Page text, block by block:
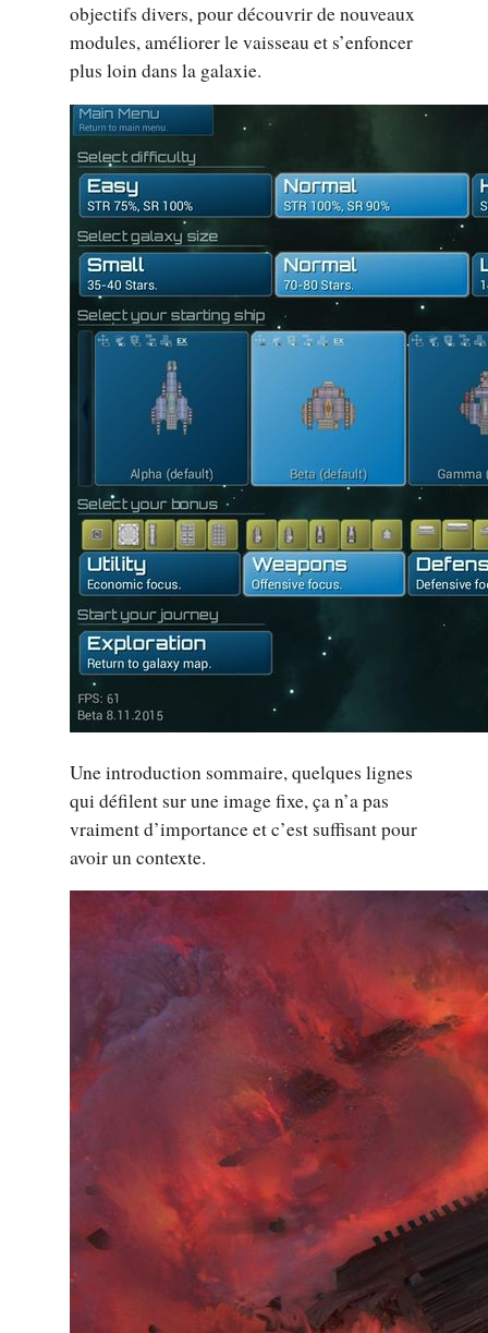
objectifs divers, pour découvrir de nouveaux
modules, améliorer le vaisseau et s’enfoncer
plus loin dans la galaxie.
Une introduction sommaire, quelques lignes
qui défilent sur une image fixe, ça n’a pas
vraiment d’importance et c’est suffisant pour
avoir un contexte.